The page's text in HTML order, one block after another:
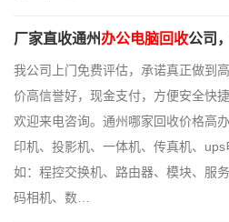
厂家直收通州办公电脑回收公司
我公司上门免费评估，承诺真正做到
价高信誉好，现金支付，方便安全快
欢迎来电咨询。通州哪家回收价格高
印机、投影机、一体机、传真机、
如：程控交换机、路由器、模块、服
码相机、数…